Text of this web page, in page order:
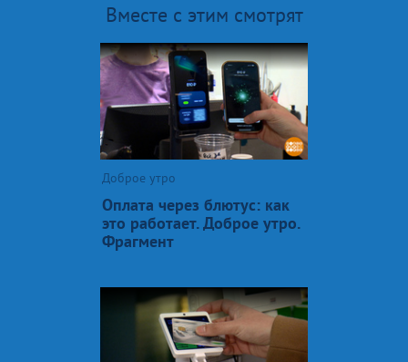
Вместе с этим смотрят
Доброе утро
Оплата через блютус: как
это работает. Доброе утро.
Фрагмент